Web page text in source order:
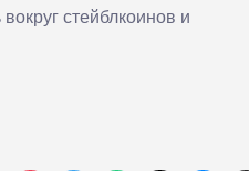
стейблкоинов и